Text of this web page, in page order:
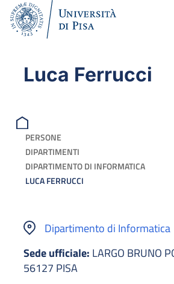
Luca Ferrucci
PERSONE
DIPARTIMENTI
DIPARTIMENTO DI INFORMATICA
LUCA FERRUCCI
Dipartimento di Informatica
Sede ufficiale: LARGO BRUNO
56127 PISA